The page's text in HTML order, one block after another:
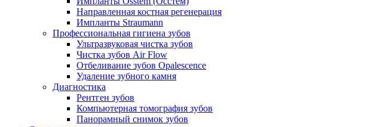
Направленная костная регенерация
Импланты Straumann
Профессиональная гигиена зубов
Ультразвуковая чистка зубов
Чистка зубов Air Flow
Отбеливание зубов Opalescence
Удаление зубного камня
Диагностика
Рентген зубов
Компьютерная томография зубов
Панорамный снимок зубов